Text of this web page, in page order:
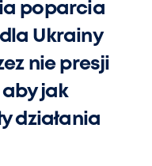
poparcia
Ukrainy
nie presji
aby jak
działania